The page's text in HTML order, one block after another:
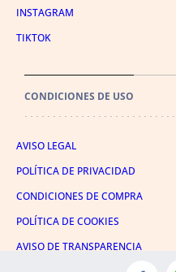
INSTAGRAM
TIKTOK
CONDICIONES DE USO
AVISO LEGAL
POLÍTICA DE PRIVACIDAD
CONDICIONES DE COMPRA
POLÍTICA DE COOKIES
AVISO DE TRANSPARENCIA